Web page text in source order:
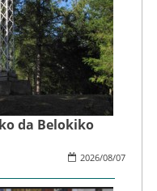
da Belokiko
2026/08/07